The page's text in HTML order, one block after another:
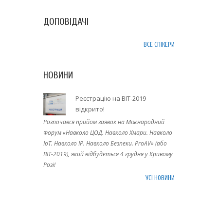
ДОПОВІДАЧІ
ВСЕ СПІКЕРИ
НОВИНИ
Реєстрацію на BIT-2019
відкрито!
Розпочався прийом заявок на Міжнародний
Форум «Навколо ЦОД. Навколо Хмари. Навколо
IoT. Навколо IP. Навколо Безпеки. ProAV» (або
BIT-2019), який відбудеться 4 грудня у Кривому
Розі!
УСІ НОВИНИ